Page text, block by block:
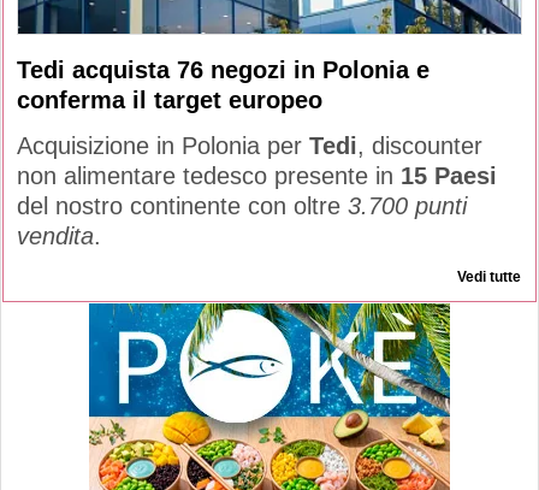
Tedi acquista 76 negozi in Polonia e
conferma il target europeo
Acquisizione in Polonia per Tedi, discounter
non alimentare tedesco presente in 15 Paesi
del nostro continente con oltre 3.700 punti
vendita.
Vedi tutte